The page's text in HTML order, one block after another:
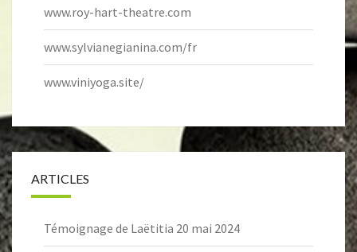
www.roy-hart-theatre.com
www.sylvianegianina.com/fr
www.viniyoga.site/
ARTICLES
Témoignage de Laëtitia 20 mai 2024